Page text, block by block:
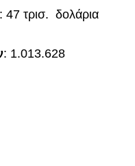
: 47 τρισ. δολάρια
: 1.013.628